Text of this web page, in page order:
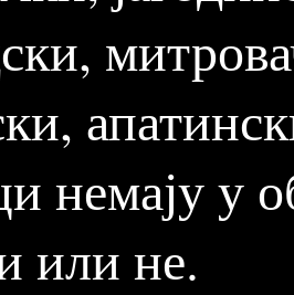
немају у
или не.